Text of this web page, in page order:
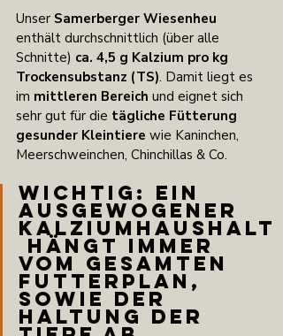
Unser Samerberger Wiesenheu
enthält durchschnittlich (über alle
Schnitte) ca. 4,5 g Kalzium pro kg
Trockensubstanz (TS). Damit liegt es
im mittleren Bereich und eignet sich
sehr gut für die tägliche Fütterung
gesunder Kleintiere wie Kaninchen,
Meerschweinchen, Chinchillas & Co.
Wichtig: Ein
ausgewogener
Kalziumhaushalt
hängt immer
vom gesamten
Futterplan,
sowie der
Haltung der